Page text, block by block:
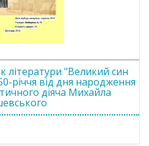
літератури "Великий син
річчя від дня народження
діяча Михайла